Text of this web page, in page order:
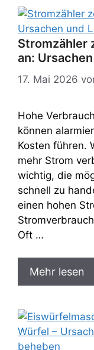
Stromzähler
an:
17. Mai 2026
Hohe
können
Kosten führen.
mehr Strom
wichtig, die
schnell zu
einen hohen
Oft …
Mehr lesen